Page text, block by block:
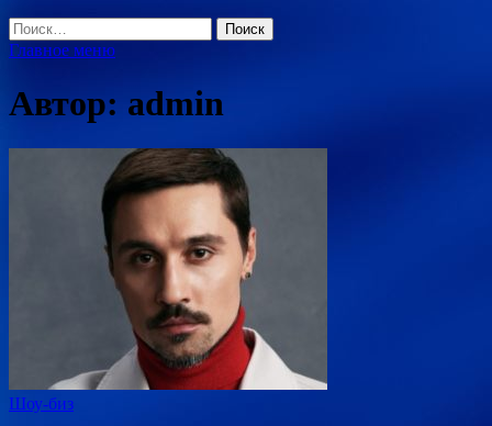
Найти:
Главное меню
Автор: admin
Шоу-биз